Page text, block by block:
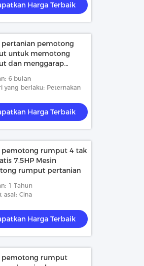
Harga Terbaik
pertanian pemotong
untuk memotong
dan menggarap
6 bulan
yang berlaku: Peternakan
Harga Terbaik
pemotong rumput 4 tak
7.5HP Mesin
rumput pertanian
1 Tahun
asal: Cina
Harga Terbaik
pemotong rumput